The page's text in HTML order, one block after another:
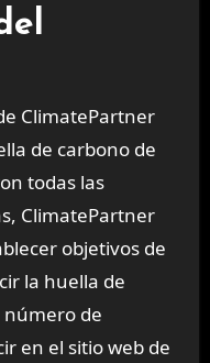
ClimatePartner
de carbono de
todas las
ClimatePartner
objetivos de
la huella de
número de
en el sitio web de